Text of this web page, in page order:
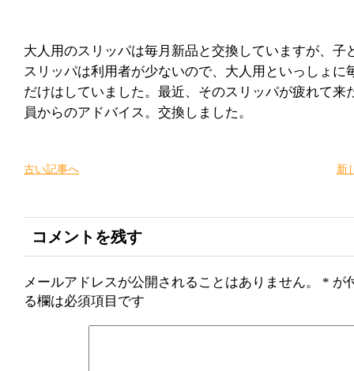
大人用のスリッパは毎月新品と交換していますが、子
スリッパは利用者が少ないので、大人用といっしょに
だけはしていました。最近、そのスリッパが疲れて来
員からのアドバイス。交換しました。
古い記事へ 新
コメントを残す
メールアドレスが公開されることはありません。 * が
る欄は必須項目です